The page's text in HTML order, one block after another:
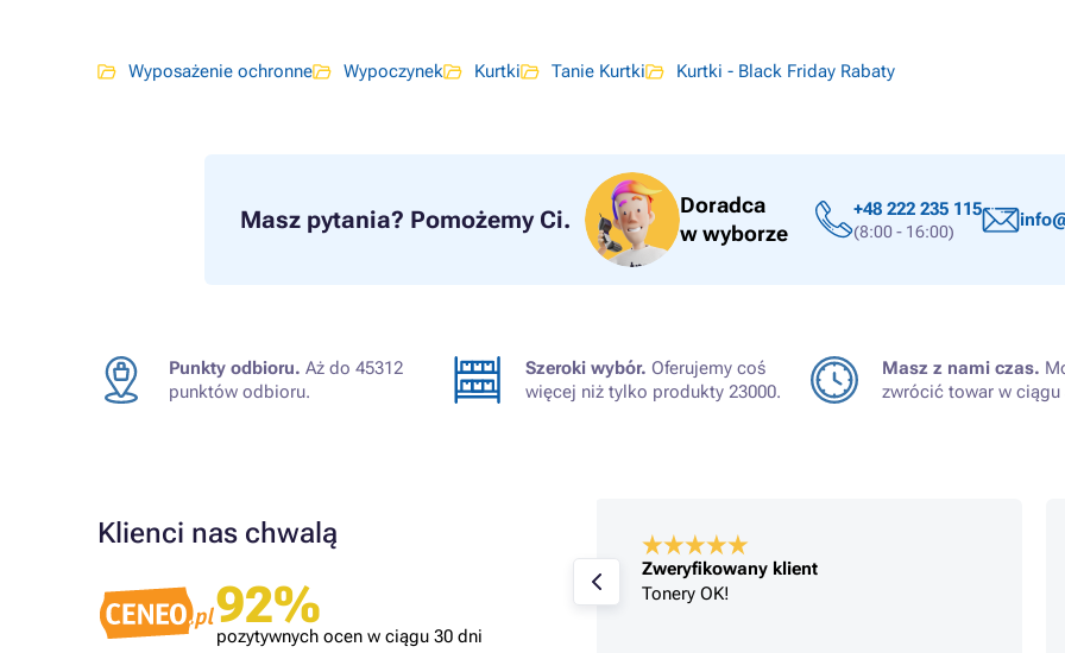
Wyposażenie ochronne Wypoczynek Kurtki Tanie Kurtki Kurtki - Black Friday Rabaty
Masz pytania? Pomożemy Ci.
Doradca
w wyborze
+48 222 235 115
(8:00 - 16:00)
Punkty odbioru. Aż do 45312
punktów odbioru.
Szeroki wybór. Oferujemy coś
więcej niż tylko produkty 23000.
Masz z nami czas.
zwrócić towar w ciągu
Klienci nas chwalą
92%
pozytywnych ocen w ciągu 30 dni
Polecam. Szybka wysyłka. Tusze dobrze
spakowane
Zweryfikowany klient
Tonery OK!